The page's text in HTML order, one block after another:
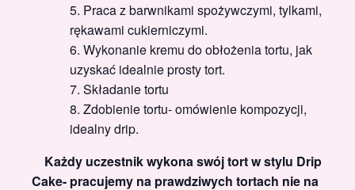
Praca z barwnikami spożywczymi, tylkami,
rękawami cukierniczymi.
Wykonanie kremu do obłożenia tortu, jak
uzyskać idealnie prosty tort.
Składanie tortu
Zdobienie tortu- omówienie kompozycji,
idealny drip.
Każdy uczestnik wykona swój tort w stylu Drip
Cake- pracujemy na prawdziwych tortach nie na